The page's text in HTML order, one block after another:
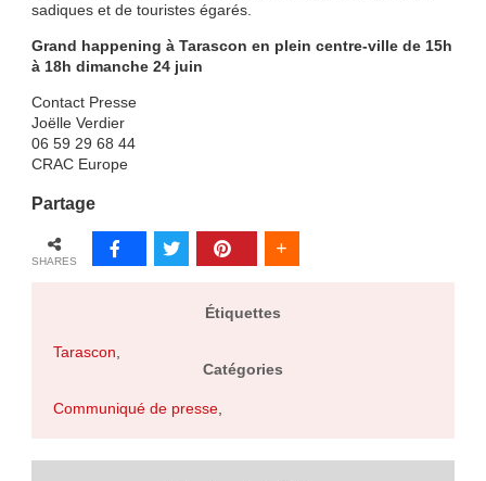
sadiques et de touristes égarés.
Grand happening à Tarascon en plein centre-ville de 15h
à 18h dimanche 24 juin
Contact Presse
Joëlle Verdier
06 59 29 68 44
CRAC Europe
Partage
SHARES
Étiquettes
Tarascon,
Catégories
Communiqué de presse,